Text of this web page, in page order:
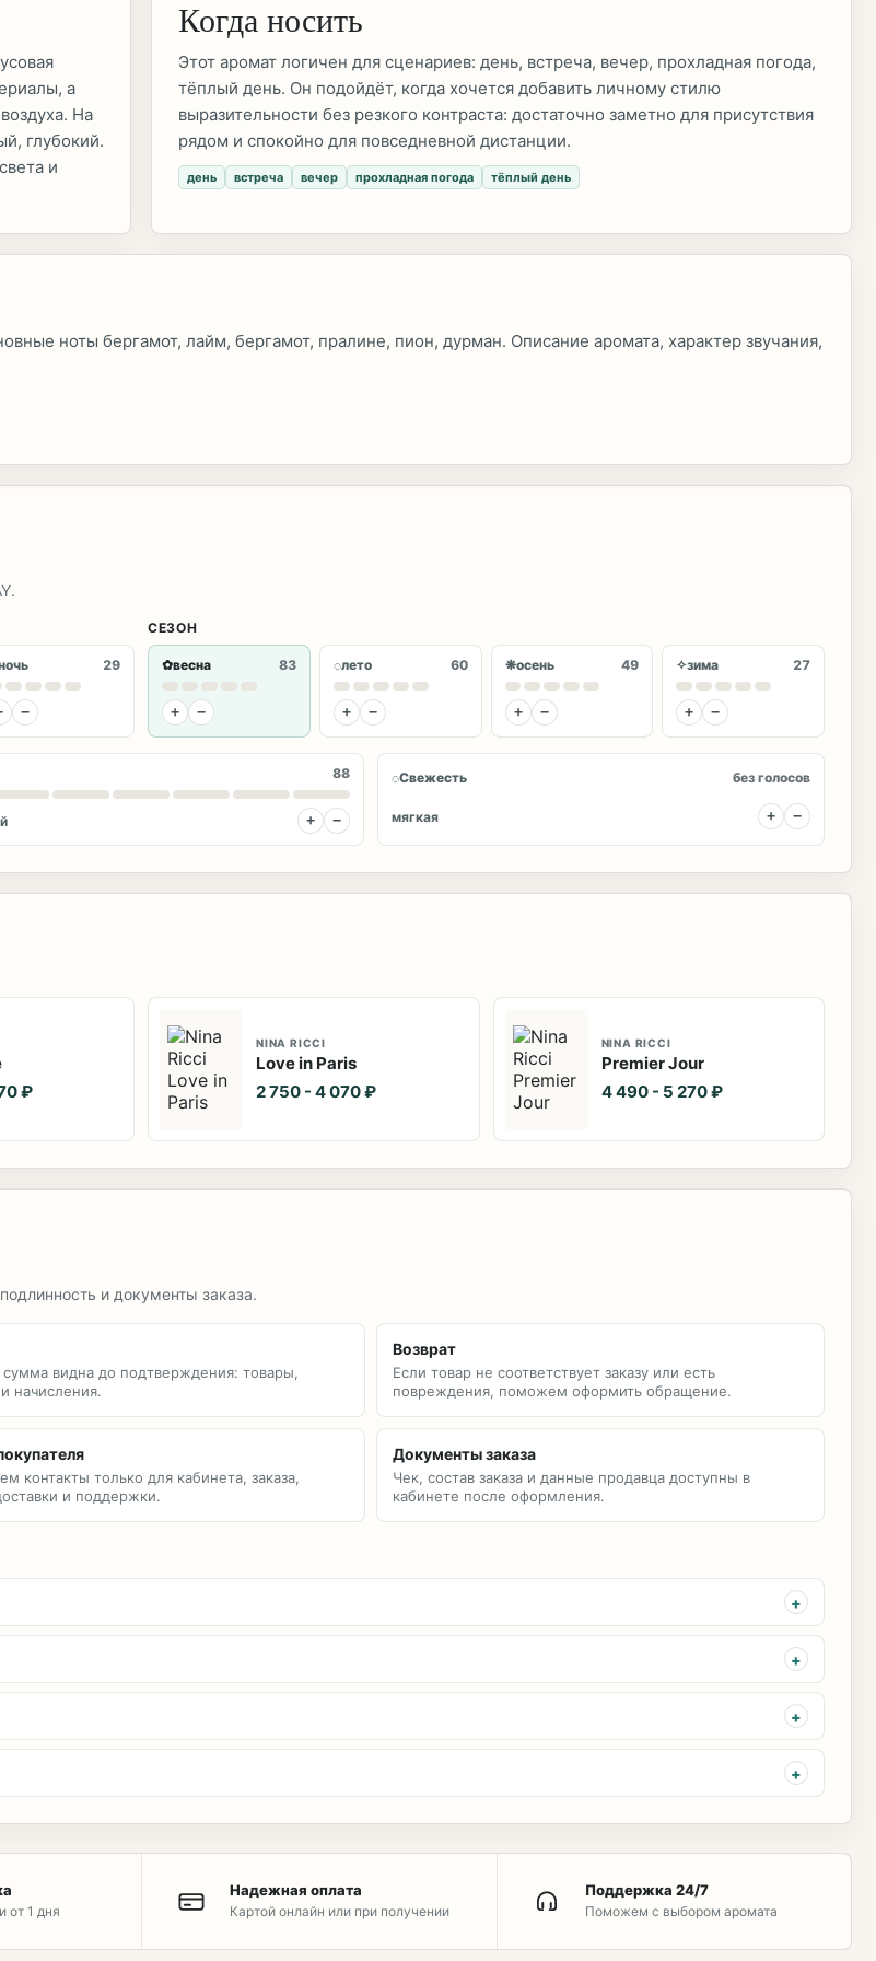
а
На
глубокий.
и
Когда носить
Этот аромат логичен для сценариев: день, встреча, вечер, прохладная погода,
тёплый день. Он подойдёт, когда хочется добавить личному стилю
выразительности без резкого контраста: достаточно заметно для присутствия
рядом и спокойно для повседневной дистанции.
день встреча вечер прохладная погода тёплый день
ноты бергамот, лайм, бергамот, пралине, пион, дурман. Описание аромата, характер звучания,
29
−
СЕЗОН
✿весна 83
+ −
◌лето 60
+ −
❋осень 49
+ −
✧зима 27
+ −
88
+ −
◌Свежесть без голосов
мягкая + −
₽
NINA RICCI
Love in Paris
2 750 - 4 070 ₽
NINA RICCI
Premier Jour
4 490 - 5 270 ₽
и документы заказа.
сумма видна до подтверждения: товары,
начисления.
Возврат
Если товар не соответствует заказу или есть
повреждения, поможем оформить обращение.
контакты только для кабинета, заказа,
и поддержки.
Документы заказа
Чек, состав заказа и данные продавца доступны в
кабинете после оформления.
от 1 дня
Надежная оплата
Картой онлайн или при получении
Поддержка 24/7
Поможем с выбором аромата